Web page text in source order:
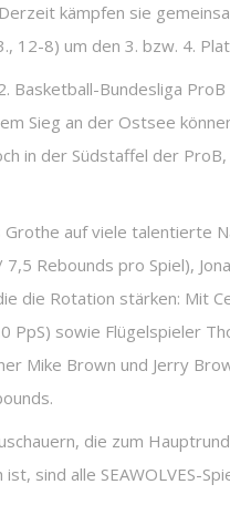
kämpfen sie
12-8) um den 3. bzw. 4.
Basketball-Bundesliga
Sieg an der Ostsee
der Südstaffel der ProB,
auf viele talentierte
Rebounds pro Spiel),
die Rotation stärken: Mit
PpS) sowie Flügelspieler
Mike Brown und Jerry
die zum
sind alle SEAWOLVES-